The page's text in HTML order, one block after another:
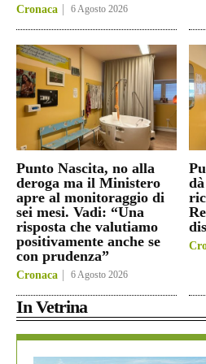
Cronaca 6 Agosto 2026
Punto Nascita, no alla
deroga ma il Ministero
apre al monitoraggio di
sei mesi. Vadi: “Una
risposta che valutiamo
positivamente anche se
con prudenza”
Cronaca 6 Agosto 2026
In Vetrina